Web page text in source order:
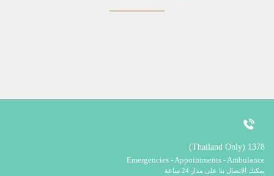
1378 (Thailand Only)
Emergencies - Appointments - Ambulance
يمكنك الاتصال بنا على مدار 24 ساعة